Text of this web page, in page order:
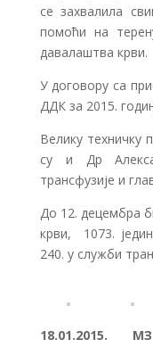
се захвалила
помоћи на
давалаштва крви.
У договору са
ДДК за 2015.
Велику техничку
су и Др
трансфузије и
До 12. децембра
крви, 1073.
240. у служби
18.01.2015.